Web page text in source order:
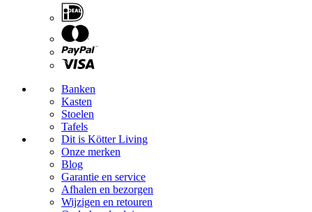
Banken
Kasten
Stoelen
Tafels
Dit is Kötter Living
Onze merken
Blog
Garantie en service
Afhalen en bezorgen
Wijzigen en retouren